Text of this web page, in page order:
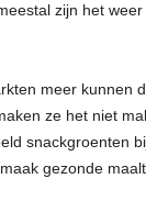
zijn het
meer kunnen
ze het niet
snackgroenten
gezonde